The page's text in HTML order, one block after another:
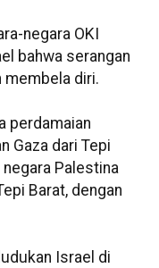
negara OKI
bahwa serangan
membela diri.
perdamaian
Gaza dari Tepi
Palestina
Barat, dengan
Israel di